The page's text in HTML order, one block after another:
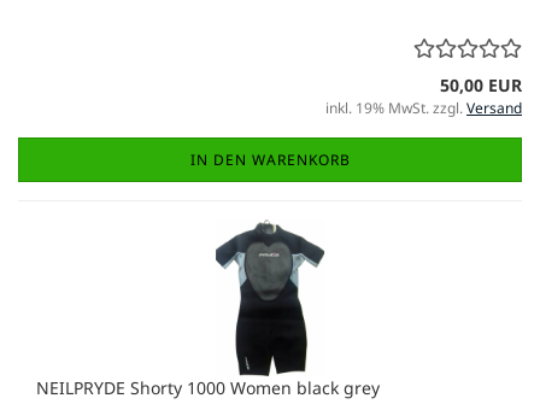
50,00 EUR
inkl. 19% MwSt. zzgl.Versand
IN DEN WARENKORB
NEILPRYDE Shorty 1000 Women black grey